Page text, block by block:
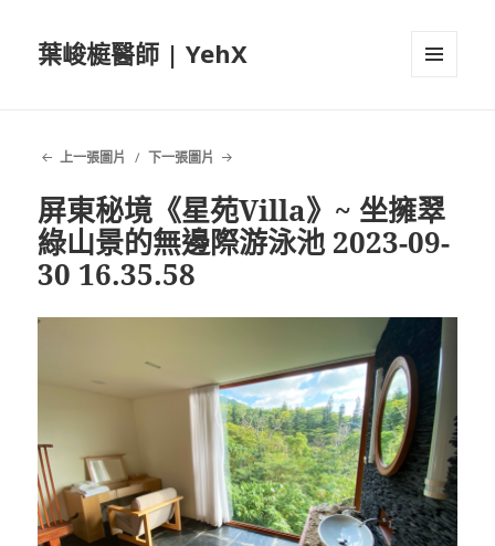
葉峻榳醫師 | YehX
上一張圖片 下一張圖片
屏東秘境《星苑Villa》~ 坐擁翠
綠山景的無邊際游泳池 2023-09-
30 16.35.58